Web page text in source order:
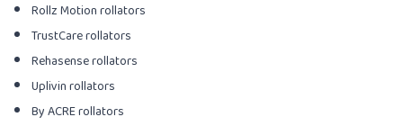
Rollz Motion rollators
TrustCare rollators
Rehasense rollators
Uplivin rollators
By ACRE rollators